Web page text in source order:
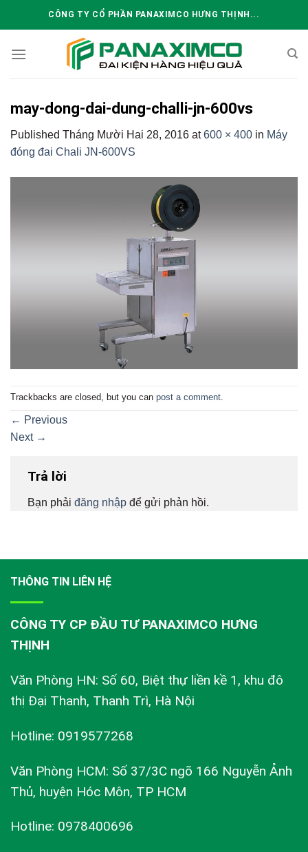
CÔNG TY CỔ PHẦN PANAXIMCO HƯNG THỊNH...
may-dong-dai-dung-challi-jn-600vs
Published Tháng Mười Hai 28, 2016 at600 × 400 in Máy
đóng đai Chali JN-600VS
Trackbacks are closed, but you can post a comment.
← Previous
Next →
Trả lời
Bạn phải đăng nhập để gửi phản hồi.
THÔNG TIN LIÊN HỆ
CÔNG TY CP ĐẦU TƯ PANAXIMCO HƯNG
THỊNH
Văn Phòng HN: Số 60, Biệt thự liền kề 1, khu đô
thị Đại Thanh, Thanh Trì, Hà Nội
Hotline: 0919577268
Văn Phòng HCM: Số 37/3C ngõ 166 Nguyễn Ảnh
Thủ, huyện Hóc Môn, TP HCM
Hotline: 0978400696